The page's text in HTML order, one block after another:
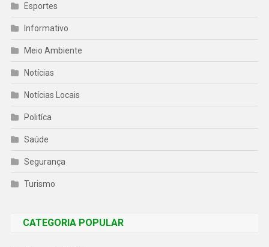
Esportes
Informativo
Meio Ambiente
Notícias
Notícias Locais
Politíca
Saúde
Segurança
Turismo
CATEGORIA POPULAR